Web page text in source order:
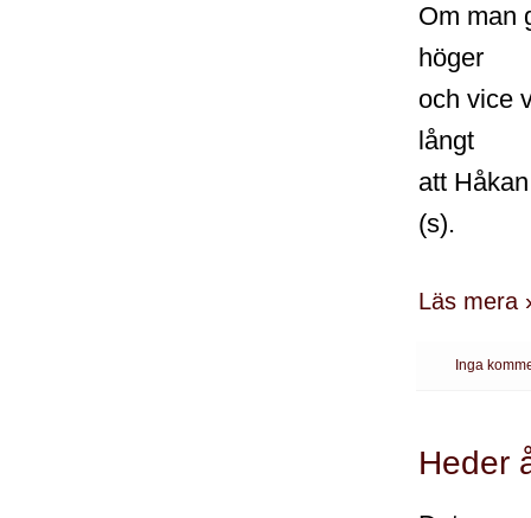
Om man
höger
och vice
långt
att
(s).
Läs mera
Inga
Heder